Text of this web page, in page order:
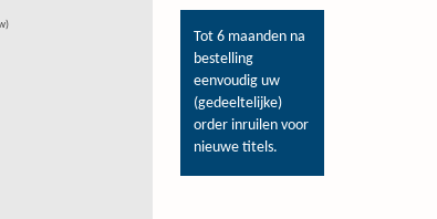
Tot 6 maanden na
bestelling
eenvoudig uw
(gedeeltelijke)
order inruilen voor
nieuwe titels.